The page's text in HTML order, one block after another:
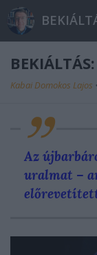
Kabai Domokos Lajos •
Az
uralmat –